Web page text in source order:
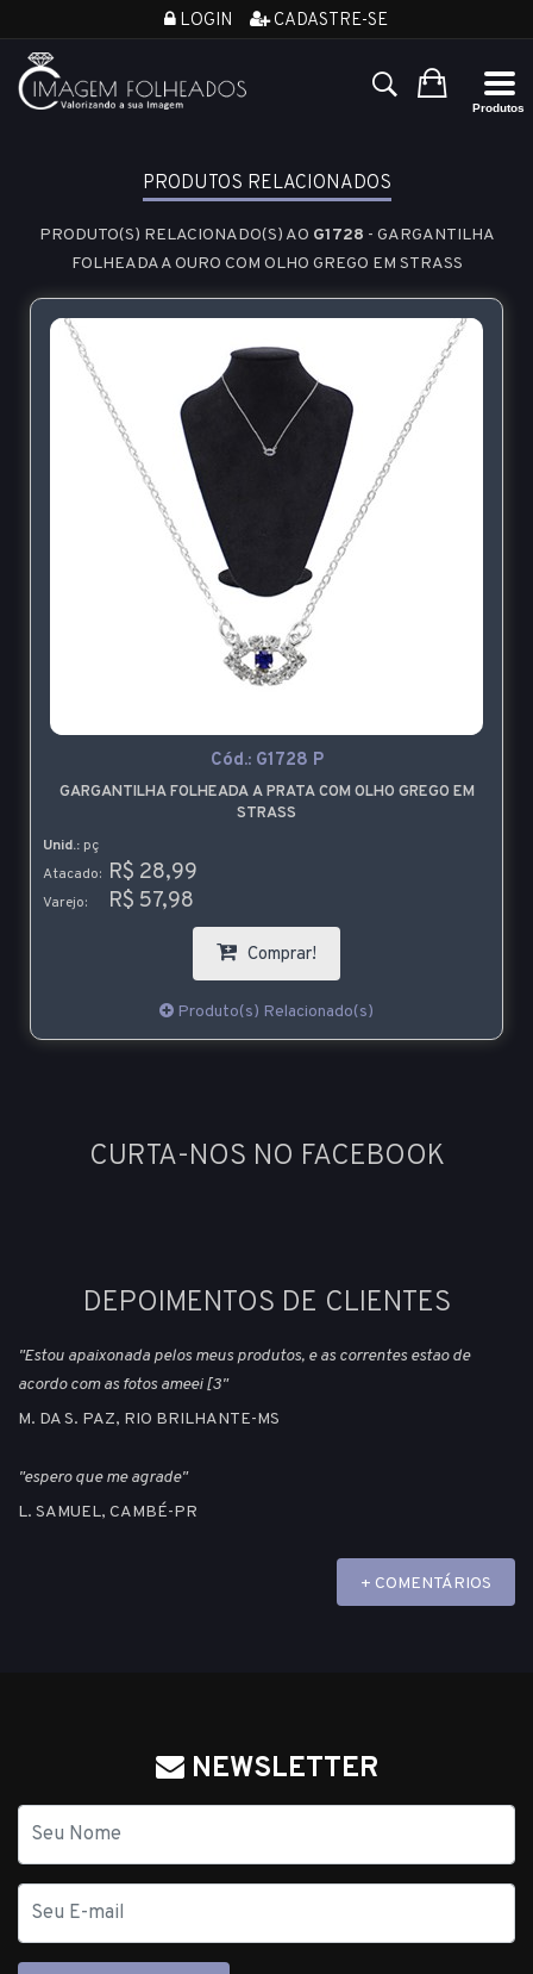
LOGIN CADASTRE-SE
PRODUTOS RELACIONADOS
PRODUTO(S) RELACIONADO(S) AO G1728 - GARGANTILHA
FOLHEADA A OURO COM OLHO GREGO EM STRASS
Cód.: G1728 P
GARGANTILHA FOLHEADA A PRATA COM OLHO GREGO EM
STRASS
Unid.: pç
Atacado: R$ 28,99
Varejo: R$ 57,98
Comprar!
Produto(s) Relacionado(s)
CURTA-NOS NO FACEBOOK
DEPOIMENTOS DE CLIENTES
"Estou apaixonada pelos meus produtos, e as correntes estao de
acordo com as fotos ameei [3"
M. DA S. PAZ, RIO BRILHANTE-MS
"espero que me agrade"
L. SAMUEL, CAMBÉ-PR
+ COMENTÁRIOS
NEWSLETTER
mail